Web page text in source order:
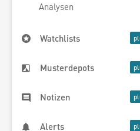
Analysen
Watchlists
Musterdepots
Notizen
Alerts